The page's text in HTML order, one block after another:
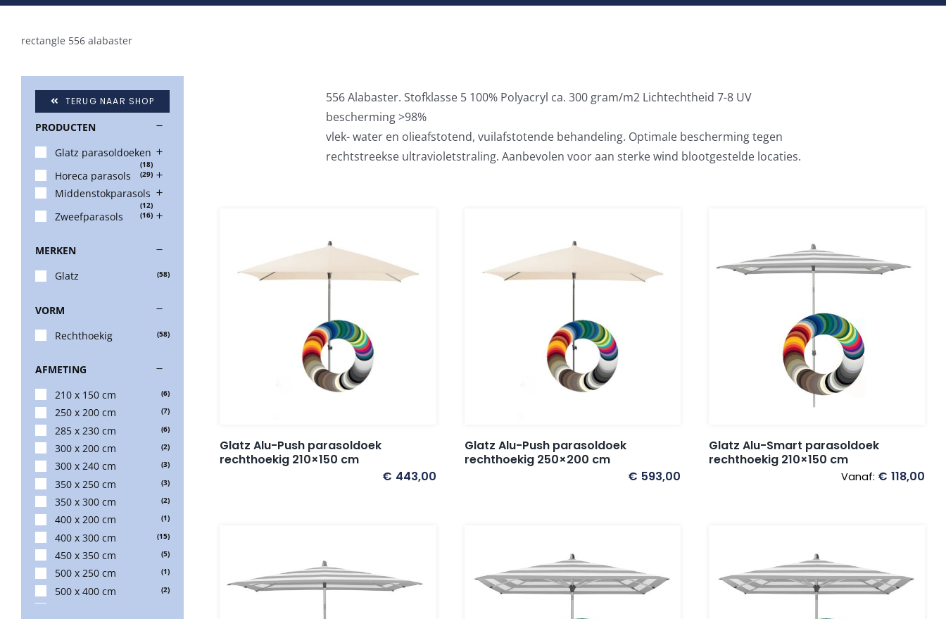
rectangle 556 alabaster
556 Alabaster. Stofklasse 5 100% Polyacryl ca. 300 gram/m2 Lichtechtheid 7-8 UV
bescherming >98%
vlek- water en olieafstotend, vuilafstotende behandeling. Optimale bescherming tegen
rechtstreekse ultravioletstraling. Aanbevolen voor aan sterke wind blootgestelde locaties.
Glatz Alu-Push parasoldoek
rechthoekig 210×150 cm
€ 443,00
Glatz Alu-Push parasoldoek
rechthoekig 250×200 cm
€ 593,00
Glatz Alu-Smart parasoldoek
rechthoekig 210×150 cm
Vanaf: € 118,00
TERUG NAAR SHOP
PRODUCTEN
Glatz parasoldoeken
(18)
Horeca parasols (29)
Middenstokparasols
(12)
Zweefparasols (16)
MERKEN
Glatz
(58)
VORM
Rechthoekig
(58)
AFMETING
210 x 150 cm
(6)
250 x 200 cm (7)
285 x 230 cm (6)
300 x 200 cm (2)
300 x 240 cm (3)
350 x 250 cm (3)
350 x 300 cm (2)
400 x 200 cm (1)
400 x 300 cm (15)
450 x 350 cm (5)
500 x 250 cm (1)
500 x 400 cm (2)